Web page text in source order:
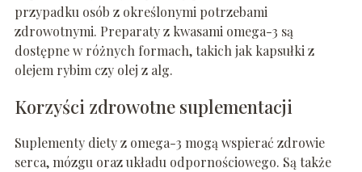
przypadku osób z określonymi potrzebami
zdrowotnymi. Preparaty z kwasami omega-3 są
dostępne w różnych formach, takich jak kapsułki z
olejem rybim czy olej z alg.
Korzyści zdrowotne suplementacji
Suplementy diety z omega-3 mogą wspierać zdrowie
serca, mózgu oraz układu odpornościowego. Są także